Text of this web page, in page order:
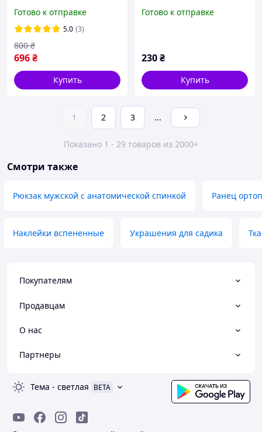
Готово к отправке
5.0 (3)
696₴
800 ₴
Купить
Готово к отправке
230₴
Купить
1 2 3 ...
Показано 1 - 29 товаров из 2000+
Смотри также
Рюкзак мужской с анатомической спинкой Ранец
Наклейки вспененные Украшения для садика
Покупателям
Продавцам
О нас
Партнеры
Тема - светлая BETA